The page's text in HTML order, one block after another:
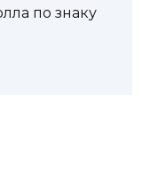
по знаку